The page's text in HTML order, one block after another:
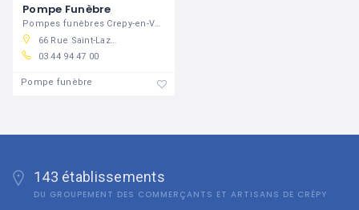
Pompe Funèbre
66 Rue Saint-Lazare, 60800 Crépy-en-Valois, France
03 44 94 47 00
Pompe funèbre
143 établissements
DU GROUPEMENT DES COMMERÇANTS ET ARTISANS DE CRÉPY